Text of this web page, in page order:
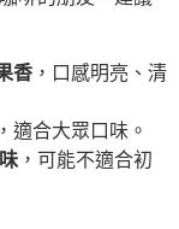
香 ，口感明亮、清
適合大眾口味。
，可能不適合初